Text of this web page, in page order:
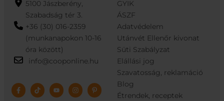
5100 Jászberény,
Szabadság tér 3.
+36 (30) 016-2359
(munkanapokon 10-16
óra között)
info@cooponline.hu
GYIK
ÁSZF
Adatvédelem
Utánvét Ellenőr kivonat
Süti Szabályzat
Elállási jog
Szavatosság, reklamáció
Blog
Étrendek, receptek